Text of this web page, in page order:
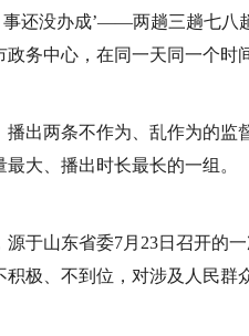
事还没办成’——两趟三趟七八
务中心，在同一天同一个时
播出两条不作为、乱作为的
大、播出时长最长的一组。
于山东省委7月23日召开的
极、不到位，对涉及人民